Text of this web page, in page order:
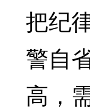
把纪
警自
高，